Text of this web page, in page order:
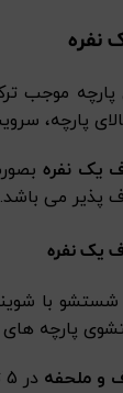
نفره
پارچه
پارچه،
یک نفره
پذیر می باشد.
یک نفره
پارچه های
و ملحفه در 5 تکه شامل: